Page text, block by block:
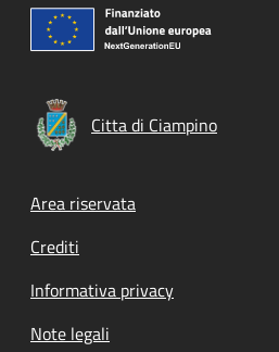
Citta di Ciampino
Footer menu
Area riservata
Crediti
Informativa privacy
Note legali